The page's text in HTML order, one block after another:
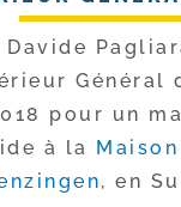
Davide
Général
pour un
à la
, en